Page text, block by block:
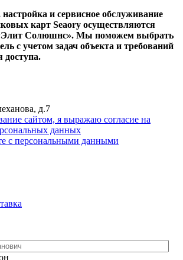
и сервисное обслуживание
карт Seaory осуществляются
Солюшнс». Мы поможем выбрать
с учетом задач объекта и требований
доступа.
д.7
сайтом, я выражаю согласие на
данных
с персональными данными